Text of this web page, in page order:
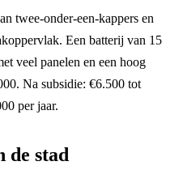
twee-onder-een-kappers en
Een batterij van 15
veel panelen en een hoog
Na subsidie: €6.500 tot
per jaar.
de stad